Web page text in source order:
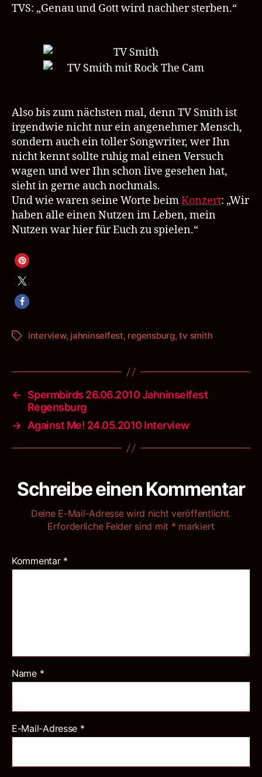
TVS: „Genau und Gott wird nachher sterben.“
Also bis zum nächsten mal, denn TV Smith ist
irgendwie nicht nur ein angenehmer Mensch,
sondern auch ein toller Songwriter, wer Ihn
nicht kennt sollte ruhig mal einen Versuch
wagen und wer Ihn schon live gesehen hat,
sieht in gerne auch nochmals.
Und wie waren seine Worte beimKonzert: „Wir
haben alle einen Nutzen im Leben, mein
Nutzen war hier für Euch zu spielen.“
Schlagwörter
interview, jahninselfest, regensburg,tv smith
←
Spermbirds 26.06.2010 Jahninselfest
Regensburg
→ Against Me! 24.05.2010 Interview
Schreibe einen Kommentar
Deine E-Mail-Adresse wird nicht veröffentlicht.
Erforderliche Felder sind mit * markiert
Kommentar *
Name *
E-Mail-Adresse *